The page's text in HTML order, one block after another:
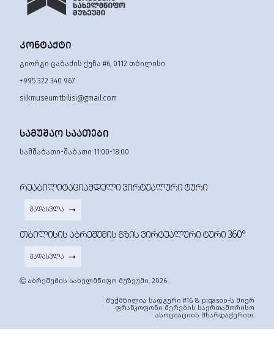
ᲙᲝᲜᲢᲐᲥᲢᲘ
გიორგი ცაბაძის ქუჩა #6, 0112 თბილისი
+995 322 340 967
silkmuseum.tbilisi@gmail.com
ᲡᲐᲛᲣᲨᲐᲝ ᲡᲐᲐᲗᲔᲑᲘ
სამშაბათი-შაბათი 11:00-18:00
ᲠᲔᲐᲑᲘᲚᲘᲢᲐᲪᲘᲐᲛᲓᲔᲚᲘ ᲕᲘᲠᲢᲣᲐᲚᲣᲠᲘ ᲢᲣᲠᲘ
ᲒᲐᲓᲐᲡᲕᲚᲐ
ᲗᲑᲘᲚᲘᲡᲘᲡ ᲐᲑᲠᲔᲨᲣᲛᲘᲡ ᲒᲖᲘᲡ ᲕᲘᲠᲢᲣᲐᲚᲣᲠᲘ ᲢᲣᲠᲘ 360°
ᲒᲐᲓᲐᲡᲕᲚᲐ
Ⓒ აბრეშუმის სახელმწიფო მუზეუმი. 2026
შექმნილია სადგური #16 & piqasoo-ს მიერ
ფრანკოფონი მერების საერთაშორისო
ასოციაციის მხარდაჭერით.